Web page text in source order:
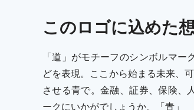
このロゴに込めた
「道」がモチーフのシンボルマ
どを表現。ここから始まる未来、
させる青で。金融、証券、保険、
ークにいかがでしょうか。「青」